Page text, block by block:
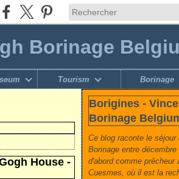
Borinage
Tourism Borinage
House -
Borigines -
Borinage
Ce blog raconte le
Borinage entre
d'abord comme
Cuesmes, où il est la